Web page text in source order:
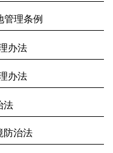
管理条例
办法
办法
法
防治法